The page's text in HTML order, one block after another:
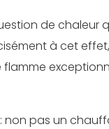
de
à cet
pas un